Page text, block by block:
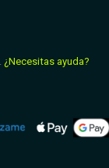
¿Necesitas ayuda?